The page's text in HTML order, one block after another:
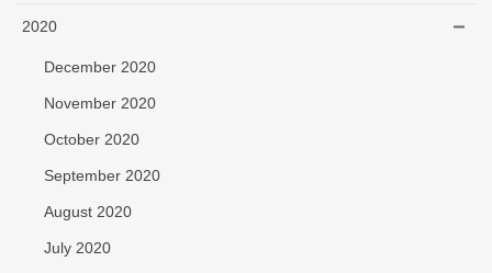
2020
December 2020
November 2020
October 2020
September 2020
August 2020
July 2020